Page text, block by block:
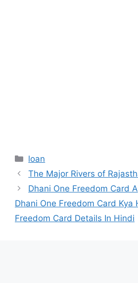
Categories
loan
The Major Rivers of
Dhani One Freedom Card
Dhani One Freedom Card Kya
Freedom Card Details In Hindi